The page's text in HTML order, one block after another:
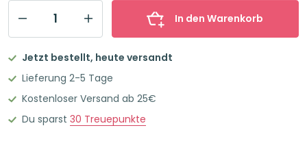
Karteikarten
A7
Türkis
Liniert
In den Warenkorb
Jetzt bestellt, heute versandt
Lieferung 2-5 Tage
Kostenloser Versand ab 25€
Du sparst 30 Treuepunkte